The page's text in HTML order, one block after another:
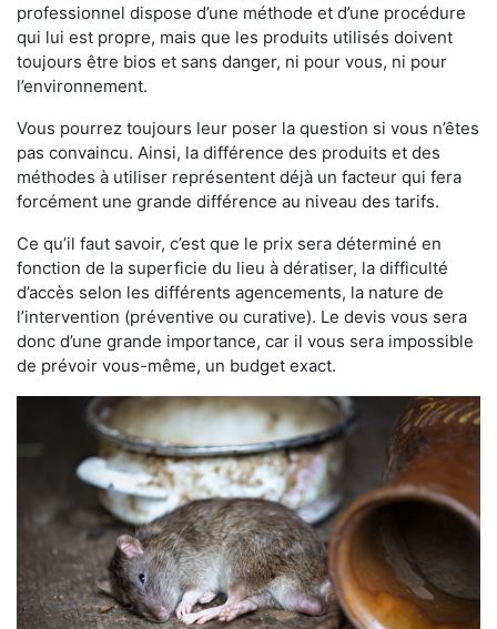
professionnel dispose d’une méthode et d’une procédure
qui lui est propre, mais que les produits utilisés doivent
toujours être bios et sans danger, ni pour vous, ni pour
l’environnement.
Vous pourrez toujours leur poser la question si vous n’êtes
pas convaincu. Ainsi, la différence des produits et des
méthodes à utiliser représentent déjà un facteur qui fera
forcément une grande différence au niveau des tarifs.
Ce qu’il faut savoir, c’est que le prix sera déterminé en
fonction de la superficie du lieu à dératiser, la difficulté
d’accès selon les différents agencements, la nature de
l’intervention (préventive ou curative). Le devis vous sera
donc d’une grande importance, car il vous sera impossible
de prévoir vous-même, un budget exact.